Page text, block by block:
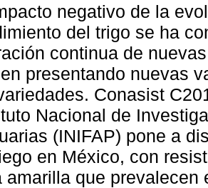
negativo de la
del trigo se ha
continua de
presentando nuevas
Conasist
Nacional de
(INIFAP) pone a
en México, con
amarilla que prevalecen